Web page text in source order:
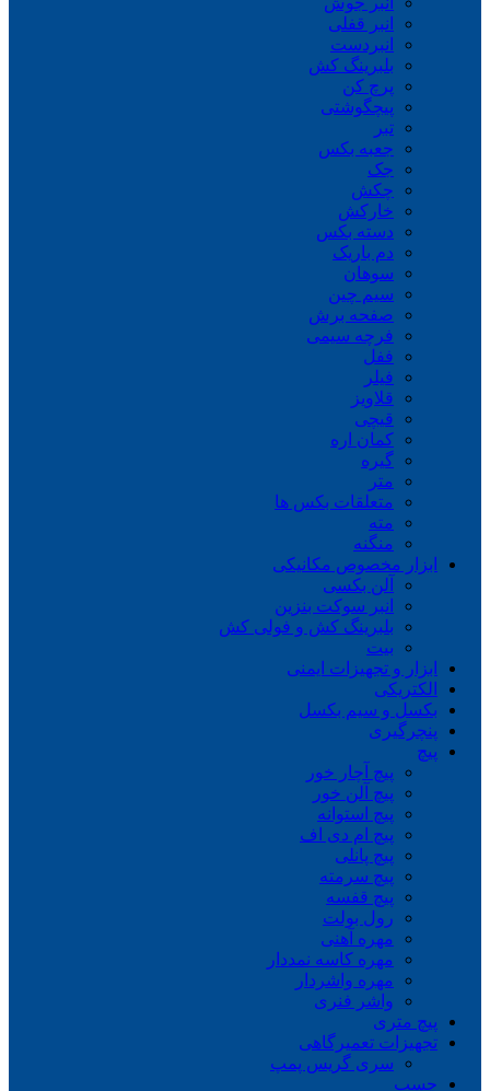
انبر قفلی
انبردست
بلبرینگ کش
پرچ کن
پیچگوشتی
تبر
جعبه بکس
جک
چکش
خارکش
دسته بکس
دم باریک
سوهان
سیم چین
صفحه برش
فرچه سیمی
ففل
فیلر
قلاویز
قیچی
کمان اره
گیره
متر
متعلقات بکس ها
مته
منگنه
ابزار مخصوص مکانیکی
آلن بکسی
انبر سوکت بنزین
بلبرینگ کش و فولی کش
بیت
ابزار و تجهیزات ایمنی
الکتریکی
بکسل و سیم بکسل
پنچرگیری
پیچ
پیچ آچار خور
پیچ آلن خور
پیچ استوانه
پیچ ام دی اف
پیچ پانلی
پیچ سرمته
پیچ قفسه
رول بولت
مهره آهنی
مهره کاسه نمددار
مهره واشردار
واشر فنری
پیچ متری
تجهیزات تعمیرگاهی
سری گریس پمپ
چسب